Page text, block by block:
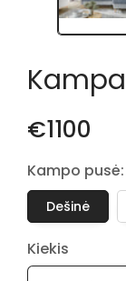
€1100
Kampo pusė:
Dešinė
Kiekis